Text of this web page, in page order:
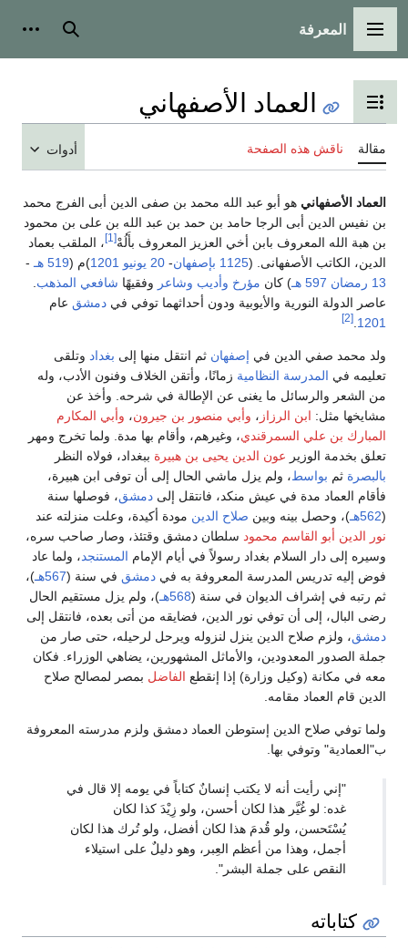
القائمة الرئيسية
المعرفة بحث
تبديل عرض جدول المحتويات
العماد الأصفهاني
مقالة ناقش هذه الصفحة أدوات
العماد الأصفهاني هو أبو عبد الله محمد بن صفى الدين أبى الفرج محمد
بن نفيس الدين أبى الرجا حامد بن حمد بن عبد الله بن على بن محمود
بن هبة الله المعروف بابن أخي العزيز المعروف بأَلُهْ[1]
، الملقب بعماد
الدين، الكاتب الأصفهانى. (1125 بإصفهان- 20 يونيو 1201)م (519 هـ
-
13 رمضان
597 هـ ) كان مؤرخ وأديب وشاعر وفقيهًا شافعي المذهب
عاصر الدولة النورية والأيوبية ودون أحداثهما توفي في دمشق عام
1201
[2]
ولد محمد صفي الدين في إصفهان ثم انتقل منها إلى بغداد وتلقى
تعليمه في المدرسة النظامية زمانًا، وأتقن الخلاف وفنون الأدب، وله
من الشعر والرسائل ما يغنى عن الإطالة في شرحه. وأخذ عن
مشايخها مثل: ابن الرزاز ، وأبي منصور بن جيرون، وأبي المكارم
المبارك بن علي السمرقندي، وغيرهم، وأقام بها مدة. ولما تخرج ومهر
تعلق بخدمة الوزير عون الدين يحيى بن هبيرة ببغداد، فولاه النظر
بالبصرة ثم بواسط، ولم يزل ماشي الحال إلى أن توفى ابن هبيرة،
فأقام العماد مدة في عيش منكد، فانتقل إلى دمشق، فوصلها سنة
(562هـ )، وحصل بينه وبين صلاح الدين مودة أكيدة، وعلت منزلته عند
نور الدين أبو القاسم محمود سلطان دمشق وقتئذ، وصار صاحب سره،
وسيره إلى دار السلام بغداد رسولاً في أيام الإمام المستنجد، ولما عاد
فوض إليه تدريس المدرسة المعروفة به في دمشق في سنة (567هـ
)،
ثم رتبه في إشراف الديوان في سنة (568هـ
)، ولم يزل مستقيم الحال
رضى البال، إلى أن توفي نور الدين، فضايقه من أتى بعده، فانتقل إلى
دمشق، ولزم صلاح الدين ينزل لنزوله ويرحل لرحيله، حتى صار من
جملة الصدور المعدودين، والأماثل المشهورين، يضاهي الوزراء. فكان
معه في مكانة (وكيل وزارة) إذا إنقطع الفاضل بمصر لمصالح صلاح
الدين قام العماد مقامه.
ولما توفي صلاح الدين إستوطن العماد دمشق ولزم مدرسته المعروفة
ب"العمادية" وتوفي بها.
"إني رأيت أنه لا يكتب إنسانٌ كتاباً في يومه إلا قال في
غده: لو غُيَّر هذا لكان أحسن، ولو زِيْدَ كذا لكان
يُسْتَحسن، ولو قُدمَ هذا لكان أفضل، ولو تُرك هذا لكان
أجمل، وهذا من أعظم العِبر، وهو دليلٌ على استيلاء
النقص على جملة البشر".
كتاباته